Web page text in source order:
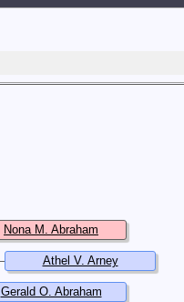
Nona M. Abraham
Athel V. Arney
Gerald O. Abraham